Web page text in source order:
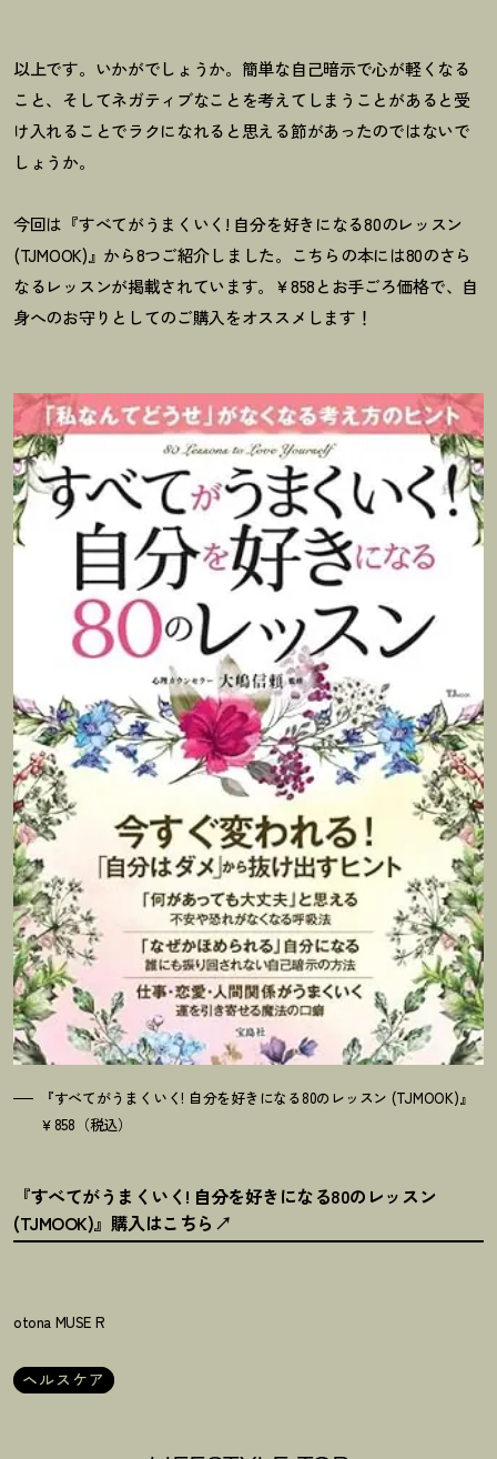
以上です。いかがでしょうか。簡単な自己暗示で心が軽くなる
こと、そしてネガティブなことを考えてしまうことがあると受
け入れることでラクになれると思える節があったのではないで
しょうか。
今回は『すべてがうまくいく! 自分を好きになる80のレッスン
(TJMOOK)』から8つご紹介しました。こちらの本には80のさら
なるレッスンが掲載されています。￥858とお手ごろ価格で、自
身へのお守りとしてのご購入をオススメします ！
『すべてがうまくいく! 自分を好きになる80のレッスン (TJMOOK)』
￥858（税込）
『すべてがうまくいく! 自分を好きになる80のレッスン
(TJMOOK)』購入はこちら
otona MUSE R
ヘルスケア